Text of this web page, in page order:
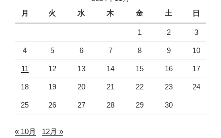
月
火 水 木 金 土 日
1 2 3
4 5 6 7 8 9 10
11 12 13 14 15 16 17
18 19 20 21 22 23 24
25 26 27 28 29 30
« 10月 12月 »